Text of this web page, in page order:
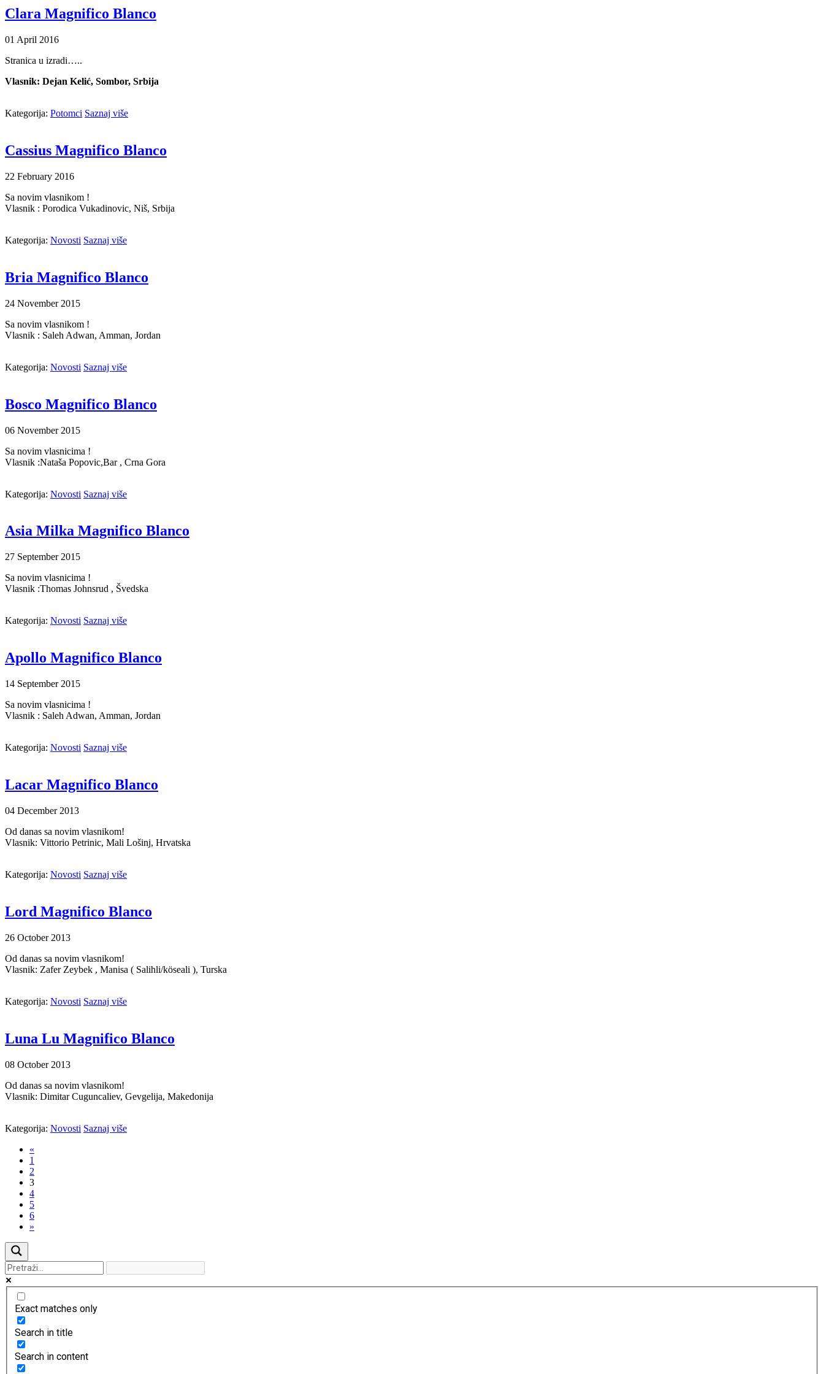
Clara Magnifico Blanco
01 April 2016
Stranica u izradi…..
Vlasnik: Dejan Kelić, Sombor, Srbija
Kategorija: Potomci Saznaj više
Cassius Magnifico Blanco
22 February 2016
Sa novim vlasnikom !
Vlasnik : Porodica Vukadinovic, Niš, Srbija
Kategorija: Novosti Saznaj više
Bria Magnifico Blanco
24 November 2015
Sa novim vlasnikom !
Vlasnik : Saleh Adwan, Amman, Jordan
Kategorija: Novosti Saznaj više
Bosco Magnifico Blanco
06 November 2015
Sa novim vlasnicima !
Vlasnik :Nataša Popovic,Bar , Crna Gora
Kategorija: Novosti Saznaj više
Asia Milka Magnifico Blanco
27 September 2015
Sa novim vlasnicima !
Vlasnik :Thomas Johnsrud , Švedska
Kategorija: Novosti Saznaj više
Apollo Magnifico Blanco
14 September 2015
Sa novim vlasnicima !
Vlasnik : Saleh Adwan, Amman, Jordan
Kategorija: Novosti Saznaj više
Lacar Magnifico Blanco
04 December 2013
Od danas sa novim vlasnikom!
Vlasnik: Vittorio Petrinic, Mali Lošinj, Hrvatska
Kategorija: Novosti Saznaj više
Lord Magnifico Blanco
26 October 2013
Od danas sa novim vlasnikom!
Vlasnik: Zafer Zeybek , Manisa ( Salihli/köseali ), Turska
Kategorija: Novosti Saznaj više
Luna Lu Magnifico Blanco
08 October 2013
Od danas sa novim vlasnikom!
Vlasnik: Dimitar Cuguncaliev, Gevgelija, Makedonija
Kategorija: Novosti Saznaj više
«
1
2
3
4
5
6
»
Exact matches only
Search in title
Search in content